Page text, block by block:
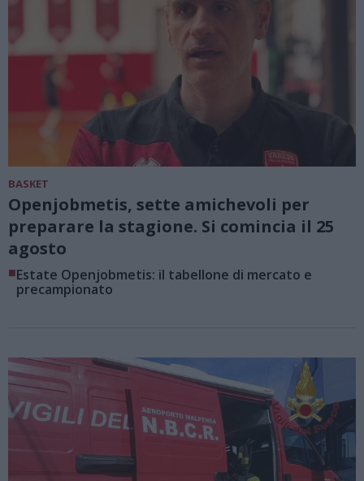
BASKET
Openjobmetis, sette amichevoli per
preparare la stagione. Si comincia il 25
agosto
■Estate Openjobmetis: il tabellone di mercato e
precampionato